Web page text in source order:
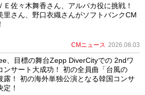
Ｅ佐々木舞香さん、アルパカ役に挑戦！
里さん、野口衣織さんがソフトバンクCM
CMニュース 2026.08.03
、目標の舞台Zepp DiverCityでの 2ndワ
ンサート大成功！ 初の全員曲「台風の
露！ 初の海外単独公演となる韓国コンサ
定！